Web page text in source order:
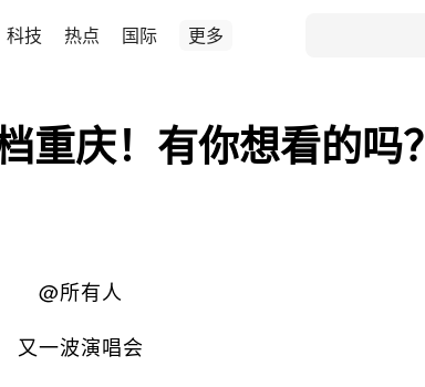
科技 热点 国际 更多
重庆！有你想看的吗？
@所有人
又一波演唱会